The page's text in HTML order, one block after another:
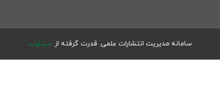
سامانه مدیریت انتشارات علمی. قدرت گرفته از سیناوب